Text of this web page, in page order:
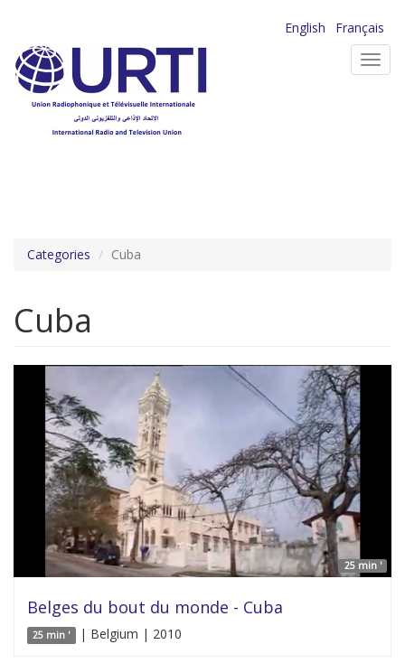
contenu
principal
English
Français
Categories Cuba
Cuba
25 min '
Belges du bout du monde - Cuba
25 min ' | Belgium | 2010